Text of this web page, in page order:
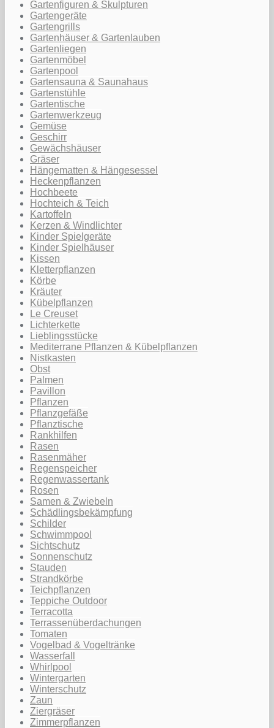
Gartenfiguren & Skulpturen
Gartengeräte
Gartengrills
Gartenhäuser & Gartenlauben
Gartenliegen
Gartenmöbel
Gartenpool
Gartensauna & Saunahaus
Gartenstühle
Gartentische
Gartenwerkzeug
Gemüse
Geschirr
Gewächshäuser
Gräser
Hängematten & Hängesessel
Heckenpflanzen
Hochbeete
Hochteich & Teich
Kartoffeln
Kerzen & Windlichter
Kinder Spielgeräte
Kinder Spielhäuser
Kissen
Kletterpflanzen
Körbe
Kräuter
Kübelpflanzen
Le Creuset
Lichterkette
Lieblingsstücke
Mediterrane Pflanzen & Kübelpflanzen
Nistkasten
Obst
Palmen
Pavillon
Pflanzen
Pflanzgefäße
Pflanztische
Rankhilfen
Rasen
Rasenmäher
Regenspeicher
Regenwassertank
Rosen
Samen & Zwiebeln
Schädlingsbekämpfung
Schilder
Schwimmpool
Sichtschutz
Sonnenschutz
Stauden
Strandkörbe
Teichpflanzen
Teppiche Outdoor
Terracotta
Terrassenüberdachungen
Tomaten
Vogelbad & Vogeltränke
Wasserfall
Whirlpool
Wintergarten
Winterschutz
Zaun
Ziergräser
Zimmerpflanzen